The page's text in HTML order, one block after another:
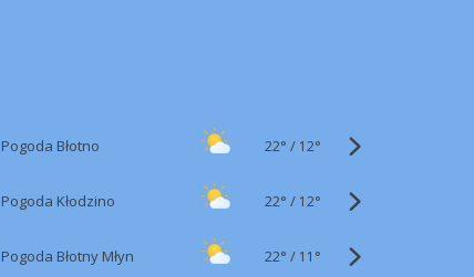
Pogoda Błotno 22° / 12°
Pogoda Kłodzino 22° / 12°
Pogoda Błotny Młyn 22° / 11°